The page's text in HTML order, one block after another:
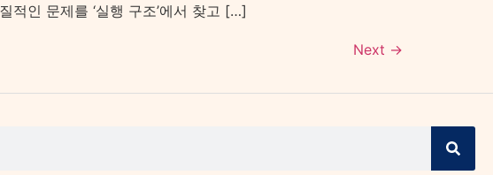
적인 문제를 ‘실행 구조’에서 찾고 […]
Next →